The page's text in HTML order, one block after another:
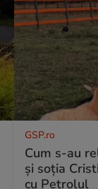
GSP.ro
Cum s-au
și soția
cu Petrolul